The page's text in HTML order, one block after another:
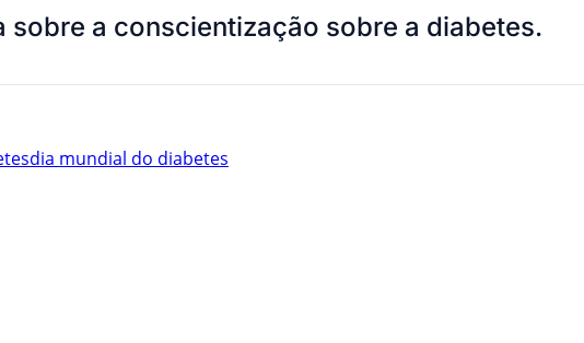
a conscientização sobre a diabetes.
dia mundial do diabetes